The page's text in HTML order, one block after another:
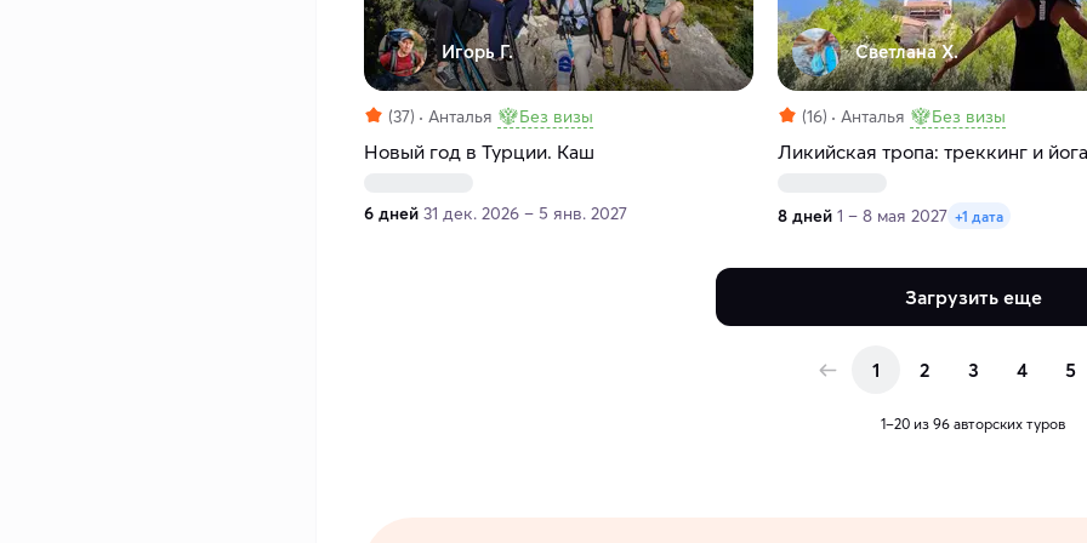
Игорь Г.
(37) Анталья Без визы
Новый год в Турции. Каш
6 дней 31 дек. 2026 – 5 янв. 2027
Светлана Х.
(16) Анталья Без визы
Ликийская тропа: треккинг и йога
8 дней 1 – 8 мая 2027 +1 дата
Загрузить еще
1 2 3 4 5
1–20 из 96 авторских туров